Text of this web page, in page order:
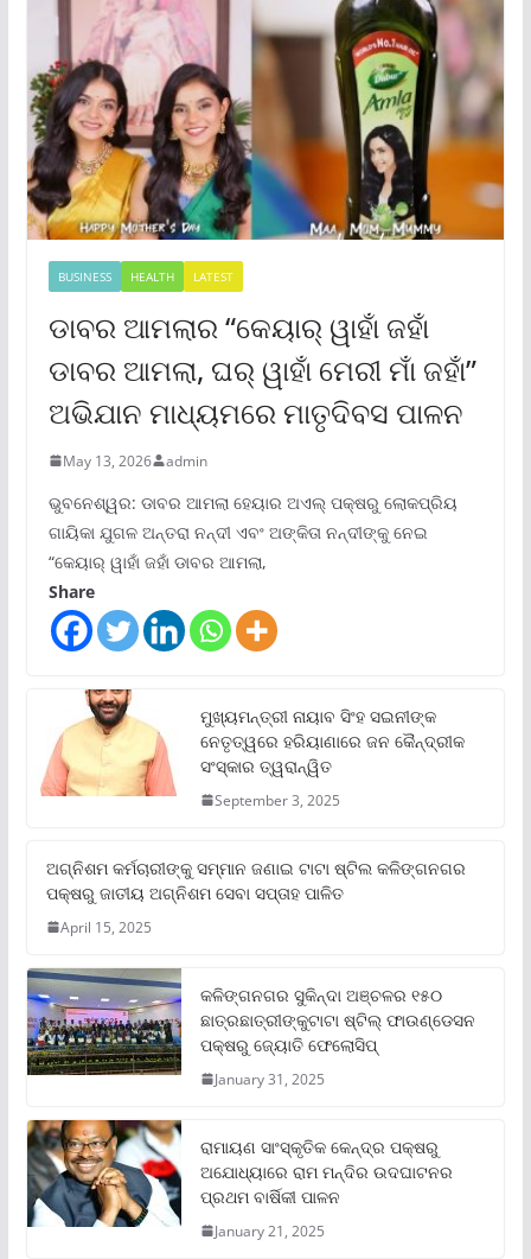
BUSINESS HEALTH LATEST
ଡାବର ଆମଲାର “କେୟାର୍ ୱାହାଁ ଜହାଁ
ଡାବର ଆମଲା, ଘର୍ ୱାହାଁ ମେରୀ ମାଁ ଜହାଁ”
ଅଭିଯାନ ମାଧ୍ୟମରେ ମାତୃଦିବସ ପାଳନ
May 13, 2026 admin
ଭୁବନେଶ୍ୱର: ଡାବର ଆମଲା ହେୟାର ଅଏଲ୍ ପକ୍ଷରୁ ଲୋକପ୍ରିୟ
ଗାୟିକା ଯୁଗଳ ଅନ୍ତରା ନନ୍ଦୀ ଏବଂ ଅଙ୍କିତା ନନ୍ଦୀଙ୍କୁ ନେଇ
“କେୟାର୍ ୱାହାଁ ଜହାଁ ଡାବର ଆମଲା,
Share
ମୁଖ୍ୟମନ୍ତ୍ରୀ ନାୟାବ ସିଂହ ସଇନୀଙ୍କ
ନେତୃତ୍ୱରେ ହରିୟାଣାରେ ଜନ କୈନ୍ଦ୍ରୀକ
ସଂସ୍କାର ତ୍ୱରାନ୍ୱିତ
September 3, 2025
ଅଗ୍ନିଶମ କର୍ମଚାରୀଙ୍କୁ ସମ୍ମାନ ଜଣାଇ ଟାଟା ଷ୍ଟିଲ କଳିଙ୍ଗନଗର
ପକ୍ଷରୁ ଜାତୀୟ ଅଗ୍ନିଶମ ସେବା ସପ୍ତାହ ପାଳିତ
April 15, 2025
କଳିଙ୍ଗନଗର ସୁକିନ୍ଦା ଅଞ୍ଚଳର ୧୫୦
ଛାତ୍ରଛାତ୍ରୀଙ୍କୁଟାଟା ଷ୍ଟିଲ୍ ଫାଉଣ୍ଡେସନ
ପକ୍ଷରୁ ଜ୍ୟୋତି ଫେଲୋସିପ୍‌
January 31, 2025
ରାମାୟଣ ସାଂସ୍କୃତିକ କେନ୍ଦ୍ର ପକ୍ଷରୁ
ଅଯୋଧ୍ୟାରେ ରାମ ମନ୍ଦିର ଉଦଘାଟନର
ପ୍ରଥମ ବାର୍ଷିକୀ ପାଳନ
January 21, 2025